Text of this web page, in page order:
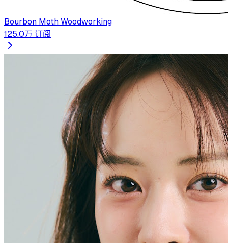
Bourbon Moth Woodworking
125.0万 订阅